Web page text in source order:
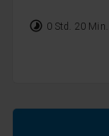
timelapse 0 Std. 20 Min.